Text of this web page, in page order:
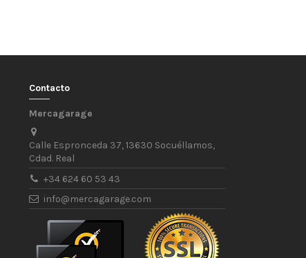
Contacto
Mercagarage
Calle Espronceda 37, 13630 Socuéllamos,
Cdad. Real
+34 624 60 53 43
info@mercagarage.com